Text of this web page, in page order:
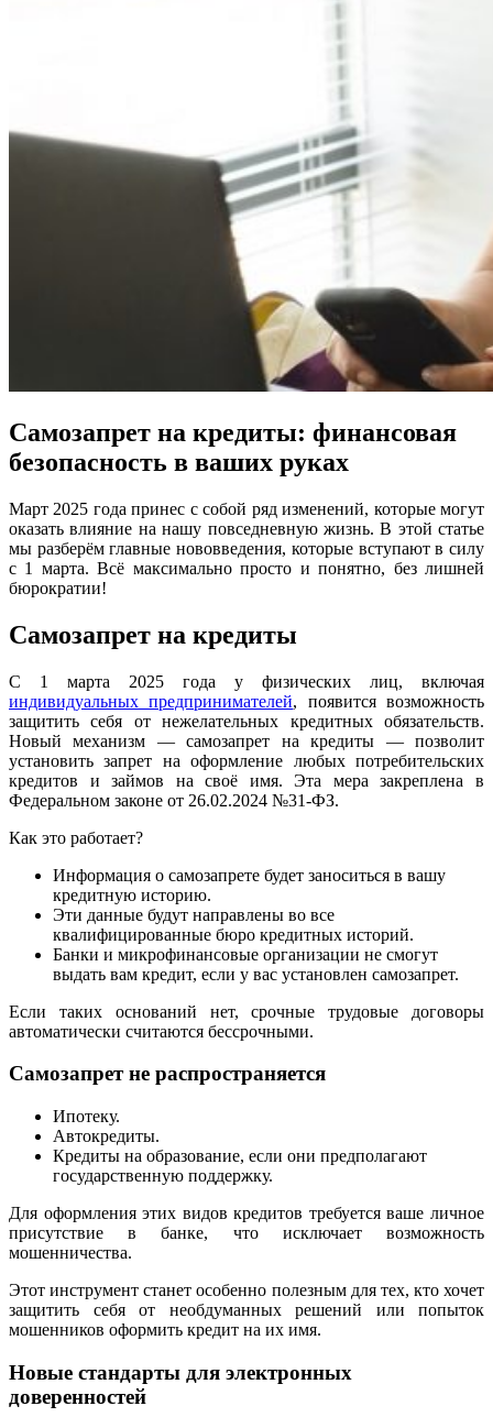
Самозапрет на кредиты: финансовая
безопасность в ваших руках
Март 2025 года принес с собой ряд изменений, которые могут
оказать влияние на нашу повседневную жизнь. В этой статье
мы разберём главные нововведения, которые вступают в силу
с 1 марта. Всё максимально просто и понятно, без лишней
бюрократии!
Самозапрет на кредиты
С 1 марта 2025 года у физических лиц, включая
индивидуальных предпринимателей, появится возможность
защитить себя от нежелательных кредитных обязательств.
Новый механизм — самозапрет на кредиты — позволит
установить запрет на оформление любых потребительских
кредитов и займов на своё имя. Эта мера закреплена в
Федеральном законе от 26.02.2024 №31-ФЗ.
Как это работает?
Информация о самозапрете будет заноситься в вашу
кредитную историю.
Эти данные будут направлены во все
квалифицированные бюро кредитных историй.
Банки и микрофинансовые организации не смогут
выдать вам кредит, если у вас установлен самозапрет.
Если таких оснований нет, срочные трудовые договоры
автоматически считаются бессрочными.
Самозапрет не распространяется
Ипотеку.
Автокредиты.
Кредиты на образование, если они предполагают
государственную поддержку.
Для оформления этих видов кредитов требуется ваше личное
присутствие в банке, что исключает возможность
мошенничества.
Этот инструмент станет особенно полезным для тех, кто хочет
защитить себя от необдуманных решений или попыток
мошенников оформить кредит на их имя.
Новые стандарты для электронных
доверенностей